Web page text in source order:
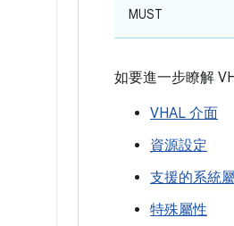
MUST
如要進一步瞭解
VHAL 介面
資源設定
支援的系統
特殊屬性